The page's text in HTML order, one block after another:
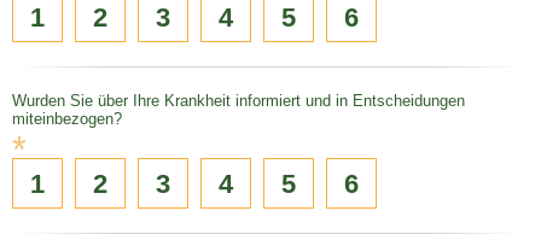
1 2 3 4 5 6
Wurden Sie über Ihre Krankheit informiert und in Entscheidungen
miteinbezogen?
*
1 2 3 4 5 6